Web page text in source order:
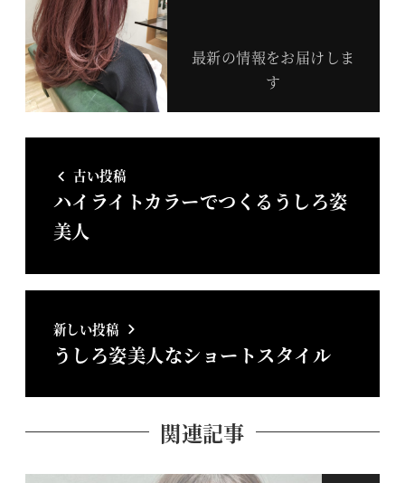
最新の情報をお届けしま
す
古い投稿
ハイライトカラーでつくるうしろ姿
美人
新しい投稿
うしろ姿美人なショートスタイル
関連記事